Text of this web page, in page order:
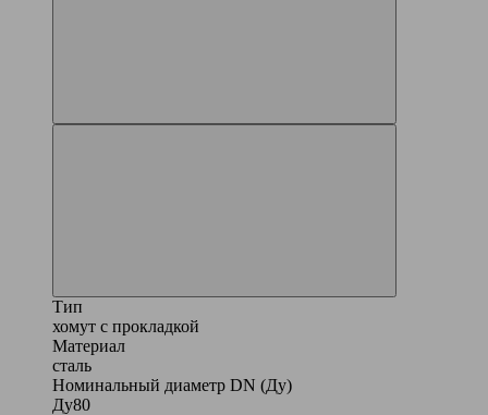
Тип
хомут с прокладкой
Материал
сталь
Номинальный диаметр DN (Ду)
Ду80